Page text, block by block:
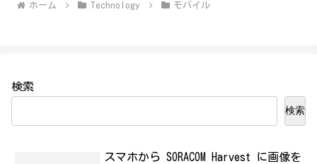
ホーム Technology モバイル
検索
検索
スマホから SORACOM Harvest に画像を